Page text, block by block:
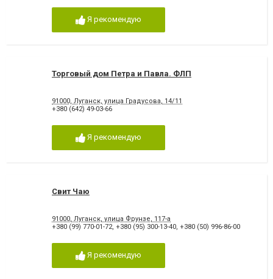
Я рекомендую
Торговый дом Петра и Павла. ФЛП
91000, Луганск, улица Градусова, 14/11
+380 (642) 49-03-66
Я рекомендую
Свит Чаю
91000, Луганск, улица Фрунзе, 117-а
+380 (99) 770-01-72, +380 (95) 300-13-40, +380 (50) 996-86-00
Я рекомендую